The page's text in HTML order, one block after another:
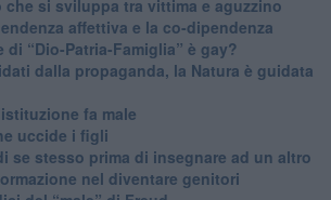
che si sviluppa tra vittima e aguzzino
affettiva e la co-dipendenza
di “Dio-Patria-Famiglia” è gay?
dalla propaganda, la Natura è guidata
fa male
uccide i figli
se stesso prima di insegnare ad un altro
nel diventare genitori